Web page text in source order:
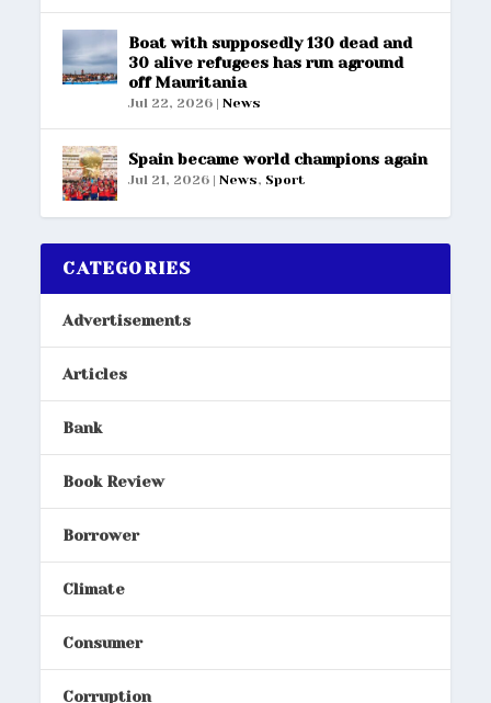
Boat with supposedly 130 dead and
30 alive refugees has run aground
off Mauritania
Jul 22, 2026 |News
Spain became world champions again
Jul 21, 2026 |News, Sport
CATEGORIES
Advertisements
Articles
Bank
Book Review
Borrower
Climate
Consumer
Corruption